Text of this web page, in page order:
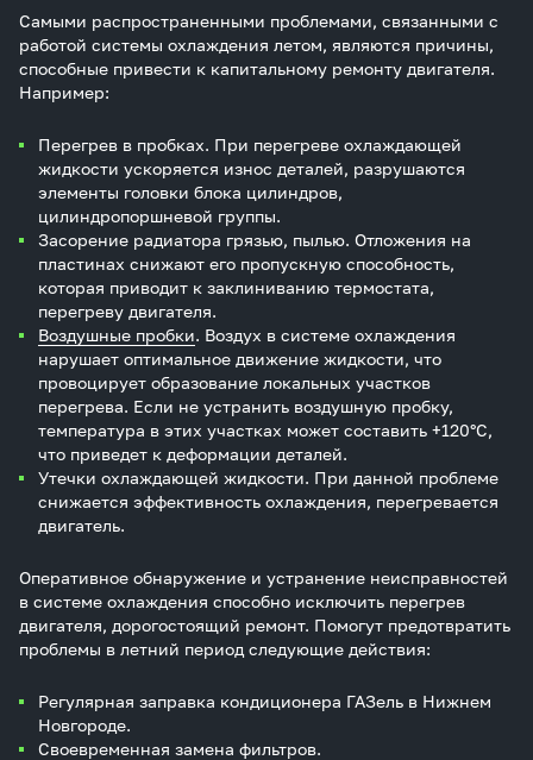
Самыми распространенными проблемами, связанными с
работой системы охлаждения летом, являются причины,
способные привести к капитальному ремонту двигателя.
Например:
Перегрев в пробках. При перегреве охлаждающей
жидкости ускоряется износ деталей, разрушаются
элементы головки блока цилиндров,
цилиндропоршневой группы.
Засорение радиатора грязью, пылью. Отложения на
пластинах снижают его пропускную способность,
которая приводит к заклиниванию термостата,
перегреву двигателя.
Воздушные пробки. Воздух в системе охлаждения
нарушает оптимальное движение жидкости, что
провоцирует образование локальных участков
перегрева. Если не устранить воздушную пробку,
температура в этих участках может составить +120°С,
что приведет к деформации деталей.
Утечки охлаждающей жидкости. При данной проблеме
снижается эффективность охлаждения, перегревается
двигатель.
Оперативное обнаружение и устранение неисправностей
в системе охлаждения способно исключить перегрев
двигателя, дорогостоящий ремонт. Помогут предотвратить
проблемы в летний период следующие действия:
Регулярная заправка кондиционера ГАЗель в Нижнем
Новгороде.
Своевременная замена фильтров.